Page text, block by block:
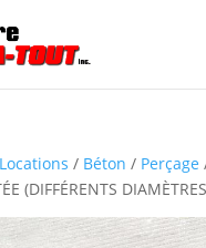
Locations / Béton / Perçage
(DIFFÉRENTS